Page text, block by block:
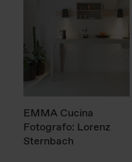
EMMA Cucina
Fotografo: Lorenz
Sternbach